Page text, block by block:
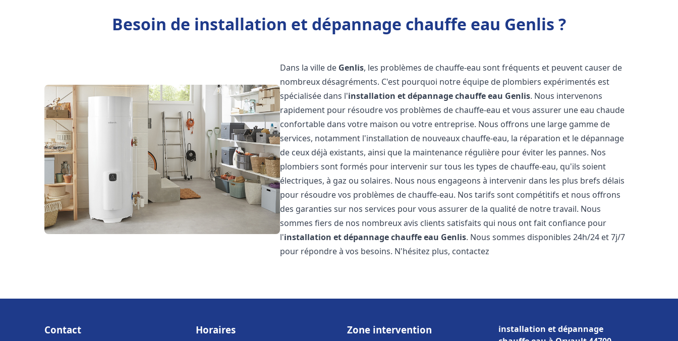
Besoin de installation et dépannage chauffe eau Genlis ?
Dans la ville de Genlis, les problèmes de chauffe-eau sont fréquents et peuvent causer de
nombreux désagréments. C'est pourquoi notre équipe de plombiers expérimentés est
spécialisée dans l'installation et dépannage chauffe eau Genlis. Nous intervenons
rapidement pour résoudre vos problèmes de chauffe-eau et vous assurer une eau chaude
confortable dans votre maison ou votre entreprise. Nous offrons une large gamme de
services, notamment l'installation de nouveaux chauffe-eau, la réparation et le dépannage
de ceux déjà existants, ainsi que la maintenance régulière pour éviter les pannes. Nos
plombiers sont formés pour intervenir sur tous les types de chauffe-eau, qu'ils soient
électriques, à gaz ou solaires. Nous nous engageons à intervenir dans les plus brefs délais
pour résoudre vos problèmes de chauffe-eau. Nos tarifs sont compétitifs et nous offrons
des garanties sur nos services pour vous assurer de la qualité de notre travail. Nous
sommes fiers de nos nombreux avis clients satisfaits qui nous ont fait confiance pour
l'installation et dépannage chauffe eau Genlis. Nous sommes disponibles 24h/24 et 7j/7
pour répondre à vos besoins. N'hésitez plus, contactez
Contact Horaires Zone intervention
installation et dépannage